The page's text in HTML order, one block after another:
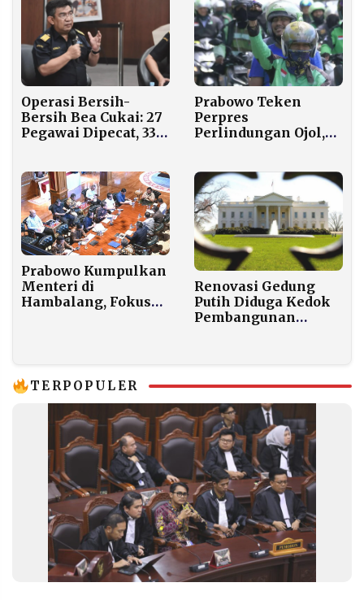
Operasi Bersih-
Bersih Bea Cukai: 27
Pegawai Dipecat, 33
Fraud
Prabowo Teken
Perpres
Perlindungan Ojol,
Persen Menjadi 8
Persen
Prabowo Kumpulkan
Menteri di
Hambalang, Fokus
Renovasi Gedung
Putih Diduga Kedok
Pembangunan
TERPOPULER